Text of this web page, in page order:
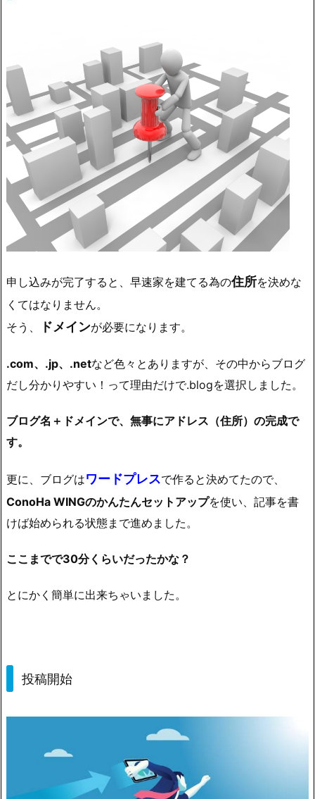
申し込みが完了すると、早速家を建てる為の住所を決めな
くてはなりません。
そう、
ドメインが必要になります。
.com、.jp、.netなど色々とありますが、その中からブログ
だし分かりやすい！って理由だけで.blogを選択しました。
ブログ名＋ドメインで、無事にアドレス（住所）の完成で
す。
更に、ブログはワードプレスで作ると決めてたので、
ConoHa WINGのかんたんセットアップを使い、記事を書
けば始められる状態まで進めました。
ここまでで30分くらいだったかな？
とにかく簡単に出来ちゃいました。
投稿開始